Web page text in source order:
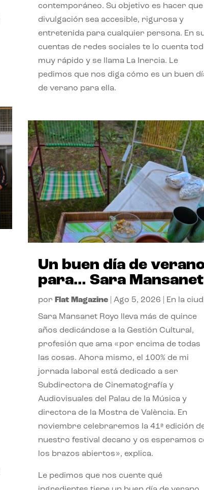
contemporáneo. Su objetivo es hacer que
divulgación sea accesible, rigurosa y
entretenida para cualquier persona. En
cuentas de redes sociales te lo cuenta
muy rápido y se llama La Inercia. Le
pedimos que nos diga cómo es un buen
de verano para ella.
Un buen día de
para… Sara Mansanet
por Flat Magazine| Ago 5, 2026 En la
Sara Mansanet Royo lleva más de quince
años dedicándose a la Gestión Cultural,
profesión que ama «por encima de todas
las cosas. Ahora mismo, el 100% de mi
jornada laboral está dedicado a ser
Subdirectora de Cinematografía y
Audiovisuales del Palau de la Música y
directora de la Mostra de València. En
noviembre celebraremos la 41ª edición
nuestro festival decano y os esperamos
los brazos abiertos», explica.
Le pedimos que nos cuente qué